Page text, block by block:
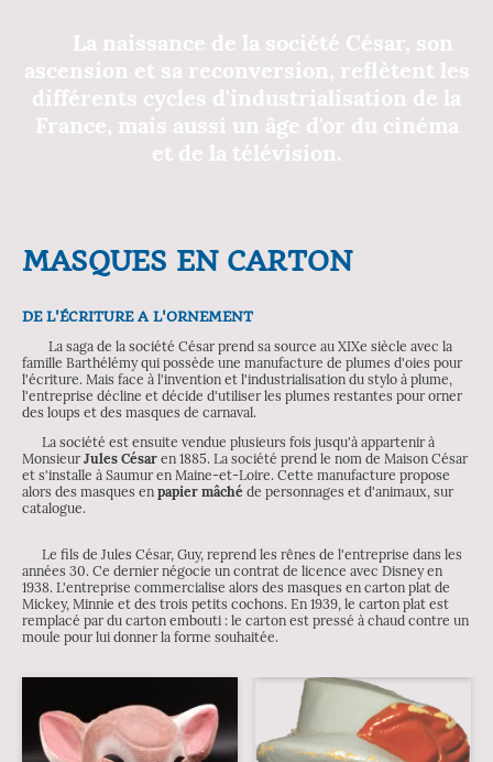
La naissance de la société César, son
ascension et sa reconversion, reflètent les
différents cycles d'industrialisation de la
France, mais aussi un âge d'or du cinéma
et de la télévision.
MASQUES EN CARTON
DE L'ÉCRITURE A L'ORNEMENT
La saga de la société César prend sa source au XIXe siècle avec la
famille Barthélémy qui possède une manufacture de plumes d'oies pour
l'écriture. Mais face à l'invention et l'industrialisation du stylo à plume,
l'entreprise décline et décide d'utiliser les plumes restantes pour orner
des loups et des masques de carnaval.
La société est ensuite vendue plusieurs fois jusqu'à appartenir à
Monsieur Jules César en 1885. La société prend le nom de Maison César
et s'installe à Saumur en Maine-et-Loire. Cette manufacture propose
alors des masques en papier mâché de personnages et d'animaux, sur
catalogue.
Le fils de Jules César, Guy, reprend les rênes de l'entreprise dans les
années 30. Ce dernier négocie un contrat de licence avec Disney en
1938. L'entreprise commercialise alors des masques en carton plat de
Mickey, Minnie et des trois petits cochons. En 1939, le carton plat est
remplacé par du carton embouti : le carton est pressé à chaud contre un
moule pour lui donner la forme souhaitée.